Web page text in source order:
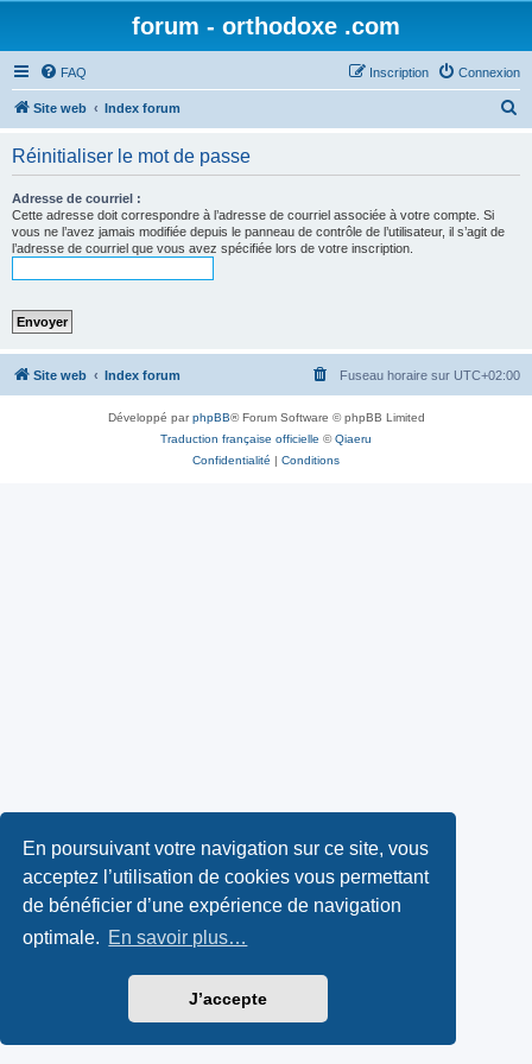
En poursuivant votre navigation sur ce site, vous
acceptez l’utilisation de cookies vous permettant
de bénéficier d’une expérience de navigation
optimale. En savoir plus…
J’accepte
forum - orthodoxe .com
FAQ Connexion
Inscription
Site web Index forum
Réinitialiser le mot de passe
Adresse de courriel :
Cette adresse doit correspondre à l’adresse de courriel associée à votre compte. Si
vous ne l’avez jamais modifiée depuis le panneau de contrôle de l’utilisateur, il s’agit de
l’adresse de courriel que vous avez spécifiée lors de votre inscription.
Site web Index forum Fuseau horaire sur UTC+02:00
Développé parphpBB® Forum Software © phpBB Limited
Traduction française officielle ©Qiaeru
Confidentialité | Conditions